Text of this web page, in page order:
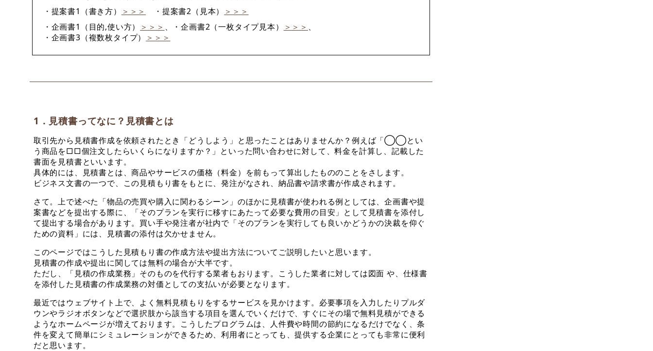
・提案書1（書き方）
＞＞＞ ・提案書2（見本）
＞＞＞
・企画書1（目的,使い方）
＞＞＞ 、・企画書2（一枚タイプ見本） ＞＞＞ 、
・企画書3（複数枚タイプ）
＞＞＞
1．見積書ってなに？見積書とは
取引先から見積書作成を依頼されたとき「どうしよう」と思ったことはありませんか？例えば「◯◯とい
う商品を□□個注文したらいくらになりますか？」といった問い合わせに対して、料金を計算し、記載した
書面を見積書といいます。
具体的には、見積書とは、商品やサービスの価格（料金）を前もって算出したもののことをさします。
ビジネス文書の一つで、この見積もり書をもとに、発注がなされ、納品書や請求書が作成されます。
さて。上で述べた「物品の売買や購入に関わるシーン」のほかに見積書が使われる例としては、企画書や提
案書などを提出する際に、「そのプランを実行に移すにあたって必要な費用の目安」として見積書を添付し
て提出する場合があります。買い手や発注者が社内で「そのプランを実行しても良いかどうかの決裁を仰ぐ
ための資料」には、見積書の添付は欠かせません。
このページではこうした見積もり書の作成方法や提出方法についてご説明したいと思います。
見積書の作成や提出に関しては無料の場合が大半です。
ただし、「見積の作成業務」そのものを代行する業者もおります。こうした業者に対しては図面 や、仕様書
を添付した見積書の作成業務の対価としての支払いが必要となります。
最近ではウェブサイト上で、よく無料見積もりをするサービスを見かけます。必要事項を入力したりプルダ
ウンやラジオボタンなどで選択肢から該当する項目を選んでいくだけで、すぐにその場で無料見積ができる
ようなホームページが増えております。こうしたプログラムは、人件費や時間の節約になるだけでなく、条
件を変えて簡単にシミュレーションができるため、利用者にとっても、提供する企業にとっても非常に便利
だと思います。